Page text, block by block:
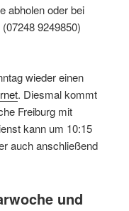
abholen oder bei
(07248 9249850)
wieder einen
. Diesmal kommt
Freiburg mit
kann um 10:15
auch anschließend
und